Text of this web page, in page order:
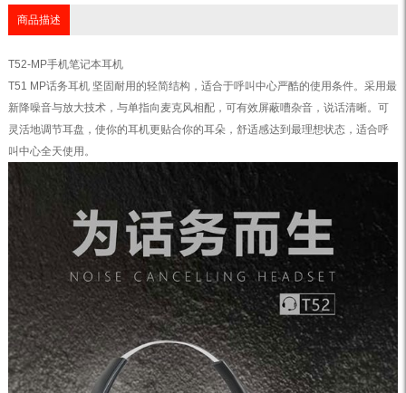
商品描述
T52-MP手机笔记本耳机
T51 MP话务耳机 坚固耐用的轻简结构，适合于呼叫中心严酷的使用条件。采用最
新降噪音与放大技术，与单指向麦克风相配，可有效屏蔽嘈杂音，说话清晰。可
灵活地调节耳盘，使你的耳机更贴合你的耳朵，舒适感达到最理想状态，适合呼
叫中心全天使用。